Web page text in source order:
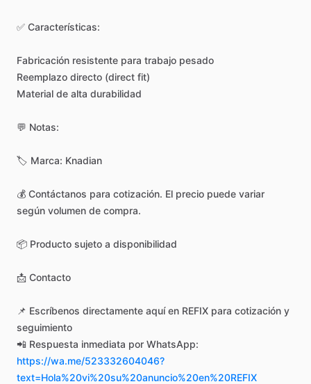
✅ Características:
Fabricación resistente para trabajo pesado
Reemplazo directo (direct fit)
Material de alta durabilidad
💬 Notas:
🏷️ Marca: Knadian
💰 Contáctanos para cotización. El precio puede variar
según volumen de compra.
📦 Producto sujeto a disponibilidad
📩 Contacto
📌 Escríbenos directamente aquí en REFIX para cotización y
seguimiento
📲 Respuesta inmediata por WhatsApp:
https://wa.me/523332604046?
text=Hola%20vi%20su%20anuncio%20en%20REFIX